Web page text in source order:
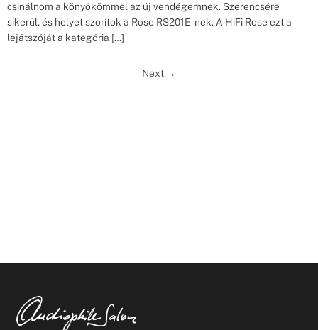
csinálnom a könyökömmel az új vendégemnek. Szerencsére
sikerül, és helyet szorítok a Rose RS201E-nek. A HiFi Rose ezt a
lejátszóját a kategória […]
Next →